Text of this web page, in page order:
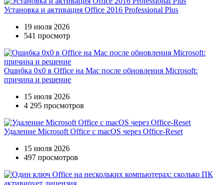
Установка и активация Office 2016 Professional Plus
19 июля 2026
541 просмотр
Ошибка 0x0 в Office на Mac после обновления Microsoft:
причина и решение
15 июля 2026
4 295 просмотров
Удаление Microsoft Office с macOS через Office-Reset
15 июля 2026
497 просмотров